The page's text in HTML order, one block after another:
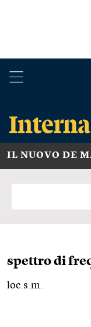
IL NUOVO DE
spettro di
loc.s.m.